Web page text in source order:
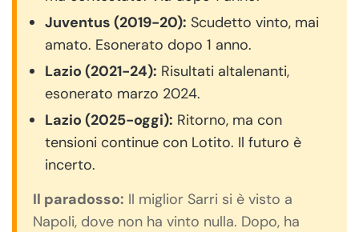
Juventus (2019-20): Scudetto vinto, mai
amato. Esonerato dopo 1 anno.
Lazio (2021-24): Risultati altalenanti,
esonerato marzo 2024.
Lazio (2025-oggi): Ritorno, ma con
tensioni continue con Lotito. Il futuro è
incerto.
Il paradosso: Il miglior Sarri si è visto a
Napoli, dove non ha vinto nulla. Dopo, ha